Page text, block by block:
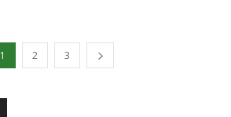
1 2 3